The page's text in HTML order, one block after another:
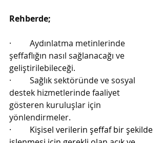
Rehberde;
·         Aydınlatma metinlerinde
şeffaflığın nasıl sağlanacağı ve
geliştirilebileceği.
·         Sağlık sektöründe ve sosyal
destek hizmetlerinde faaliyet
gösteren kuruluşlar için
yönlendirmeler.
·         Kişisel verilerin şeffaf bir şekilde